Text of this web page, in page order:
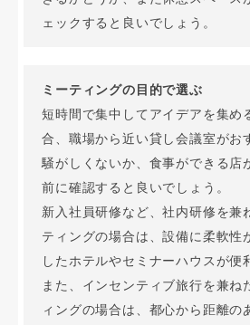
ェックすると良いでしょう。
ミーティングの目的で選ぶ
短時間で集中してアイデアを集め
合、職場から近い貸し会議室がお
騒がしくないか、食事ができる店
前に確認すると良いでしょう。
新入社員研修など、社内研修を兼
ティングの場合は、設備に柔軟性
したホテルやセミナーハウスが便
また、インセンティブ旅行を兼ね
ィングの場合は、都心から距離の